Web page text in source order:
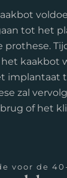
tot het
prothese.
kaakbot
implantaat
zal
of het
voor de